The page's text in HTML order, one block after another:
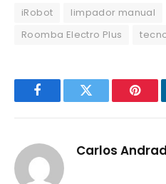
iRobot limpador manual
Roomba Electro Plus
FacebookTwitter
Carlos